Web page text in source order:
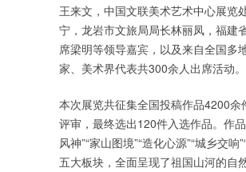
王来文，中国文联美术艺术中心展览
宁，龙岩市文旅局局长林丽凤，福建
席梁明等领导嘉宾，以及来自全国多
家、美术界代表共300余人出席活动。
本次展览共征集全国投稿作品4200余
评审，最终选出120件入选作品。作
风神”“家山图境”“造化心源”“城乡交响
五大板块，全面呈现了祖国山河的自